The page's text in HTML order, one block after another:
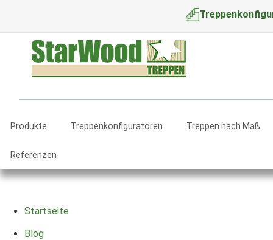
Produkte Treppenkonfiguratoren Treppen nach Maß
Referenzen
Startseite
Blog